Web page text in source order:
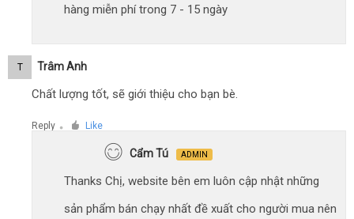
hàng miễn phí trong 7 - 15 ngày
T Trâm Anh
Chất lượng tốt, sẽ giới thiệu cho bạn bè.
Reply ● Like
Cẩm Tú ADMIN
Thanks Chị, website bên em luôn cập nhật những
sản phẩm bán chạy nhất đề xuất cho người mua nên